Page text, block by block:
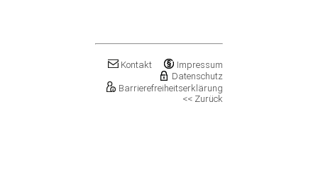
Impressum
Kontakt
Datenschutz
Barrierefreiheitserklärung
<< Zurück